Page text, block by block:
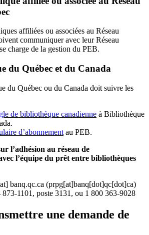
affiliées ou associées au Réseau
communiquer avec leur Réseau
charge de la gestion du PEB.
du Québec et du Canada
du Québec ou du Canada doit suivre les
de bibliothèque canadienne à Bibliothèque
d’abonnement au PEB.
l’adhésion au réseau de
l’équipe du prêt entre bibliothèques
banq.qc.ca (prpg[at]banq[dot]qc[dot]ca)
873-1101, poste 3131, ou 1 800 363-9028
une demande de